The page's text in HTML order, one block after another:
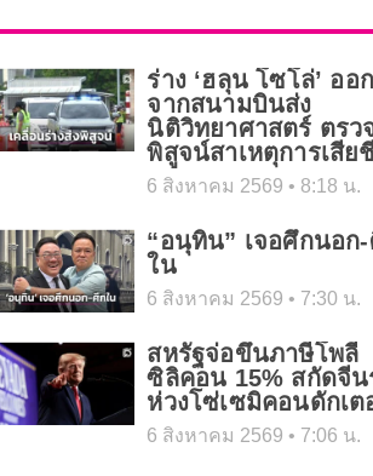
ร่าง ‘ฮลุน โซโล่’ ออก
จากสนามบินส่ง
นิติวิทยาศาสตร์ ตรว
พิสูจน์สาเหตุการเสีย
6 สิงหาคม 2569 8:18 น.
“อนุทิน” เจอศึกนอก
ใน
6 สิงหาคม 2569 7:30 น.
สหรัฐจ่อขึ้นภาษีโพลี
ซิลิคอน 15% สกัดจีน
ห่วงโซ่เซมิคอนดักเต
6 สิงหาคม 2569 7:06 น.